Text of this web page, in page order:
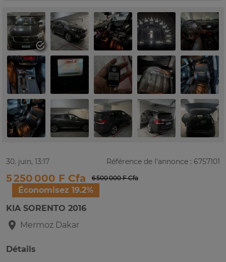
30. juin, 13:17 Référence de l'annonce : 6757101
5 250 000 F Cfa 6 500 000 F Cfa
Économisez 19.2%
KIA SORENTO 2016
Mermoz Dakar
Détails